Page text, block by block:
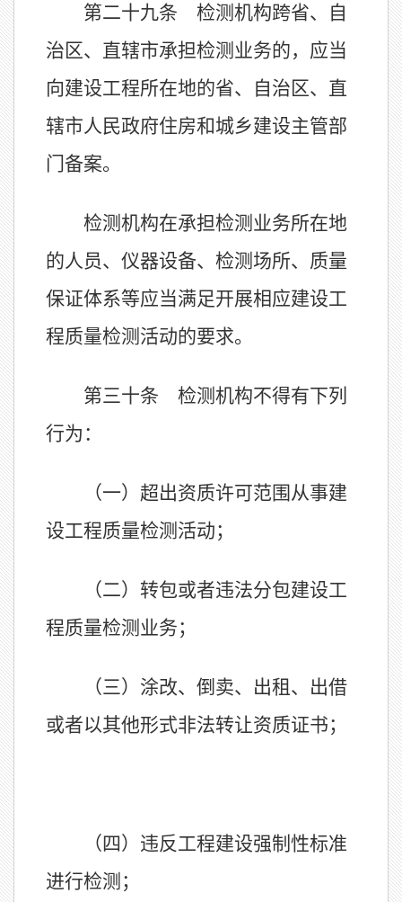
第二十九条 检测机构跨省、自
治区、直辖市承担检测业务的，应当
向建设工程所在地的省、自治区、直
辖市人民政府住房和城乡建设主管部
门备案。
检测机构在承担检测业务所在地
的人员、仪器设备、检测场所、质量
保证体系等应当满足开展相应建设工
程质量检测活动的要求。
第三十条 检测机构不得有下列
行为：
（一）超出资质许可范围从事建
设工程质量检测活动；
（二）转包或者违法分包建设工
程质量检测业务；
（三）涂改、倒卖、出租、出借
或者以其他形式非法转让资质证书；
（四）违反工程建设强制性标准
进行检测；